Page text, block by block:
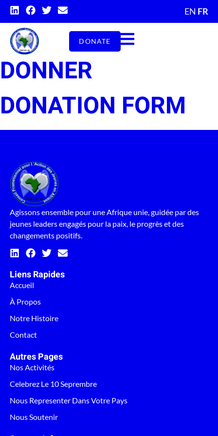
EN FR
DONATE
DONNER
DONATION FORM
Agissons ensemble pour une Afrique unie, guidée par des
jeunes leaders engagés pour la paix, le progrès et des
changements positifs.
Liens Rapides
Accueil
À Propos
Notre Histoire
Contact
Autres Pages
Nos Activités
Celebrez Le 10 Seprembre
Nous Representer Dans Votre Pays
Nous Soutenir